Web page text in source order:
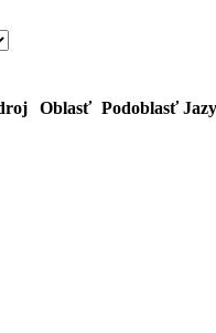
Oblasť Podoblasť